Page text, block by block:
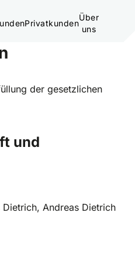
Privatkunden
Über
uns
der gesetzlichen
und
Andreas Dietrich